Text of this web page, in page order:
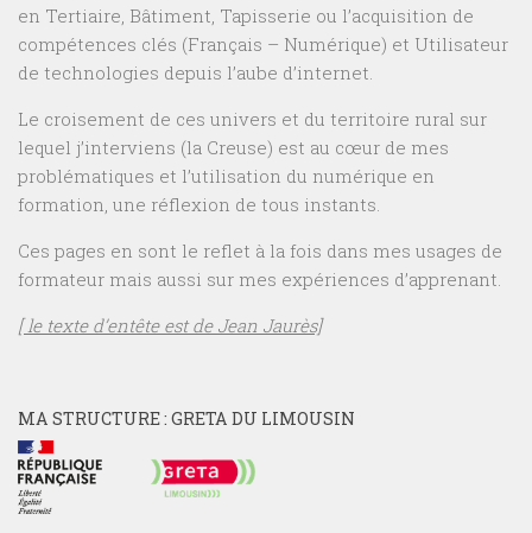
en Tertiaire, Bâtiment, Tapisserie ou l’acquisition de
compétences clés (Français – Numérique) et Utilisateur
de technologies depuis l’aube d’internet.
Le croisement de ces univers et du territoire rural sur
lequel j’interviens (la Creuse) est au cœur de mes
problématiques et l’utilisation du numérique en
formation, une réflexion de tous instants.
Ces pages en sont le reflet à la fois dans mes usages de
formateur mais aussi sur mes expériences d’apprenant.
[ le texte d’entête est de Jean Jaurès]
MA STRUCTURE : GRETA DU LIMOUSIN